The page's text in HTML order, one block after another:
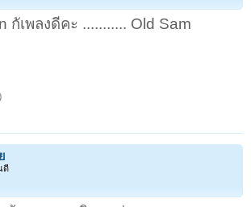
กัเพลงดีคะ ........... Old Sam
ดี